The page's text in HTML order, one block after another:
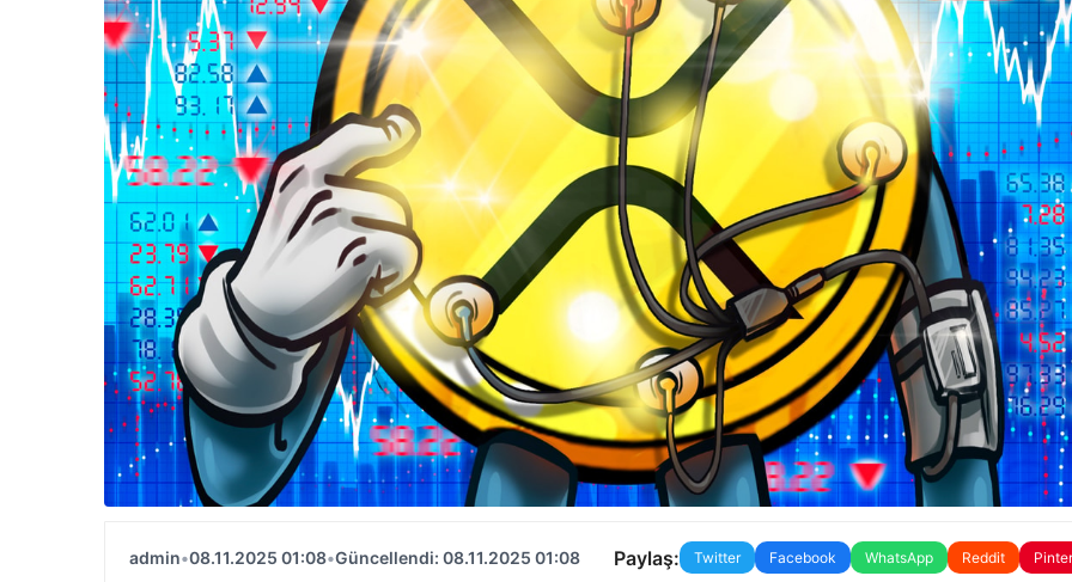
admin•08.11.2025 01:08•Güncellendi: 08.11.2025 01:08 Paylaş: Twitter Facebook WhatsApp Reddit